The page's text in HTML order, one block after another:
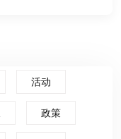
活动
政策